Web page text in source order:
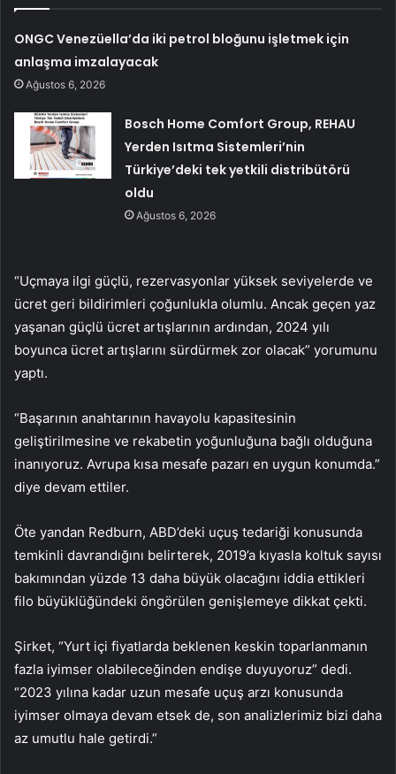
ONGC Venezüella’da iki petrol bloğunu işletmek için
anlaşma imzalayacak
Ağustos 6, 2026
Bosch Home Comfort Group, REHAU
Yerden Isıtma Sistemleri’nin
Türkiye’deki tek yetkili distribütörü
oldu
Ağustos 6, 2026
“Uçmaya ilgi güçlü, rezervasyonlar yüksek seviyelerde ve
ücret geri bildirimleri çoğunlukla olumlu. Ancak geçen yaz
yaşanan güçlü ücret artışlarının ardından, 2024 yılı
boyunca ücret artışlarını sürdürmek zor olacak” yorumunu
yaptı.
“Başarının anahtarının havayolu kapasitesinin
geliştirilmesine ve rekabetin yoğunluğuna bağlı olduğuna
inanıyoruz. Avrupa kısa mesafe pazarı en uygun konumda.”
diye devam ettiler.
Öte yandan Redburn, ABD’deki uçuş tedariği konusunda
temkinli davrandığını belirterek, 2019’a kıyasla koltuk sayısı
bakımından yüzde 13 daha büyük olacağını iddia ettikleri
filo büyüklüğündeki öngörülen genişlemeye dikkat çekti.
Şirket, “Yurt içi fiyatlarda beklenen keskin toparlanmanın
fazla iyimser olabileceğinden endişe duyuyoruz” dedi.
“2023 yılına kadar uzun mesafe uçuş arzı konusunda
iyimser olmaya devam etsek de, son analizlerimiz bizi daha
az umutlu hale getirdi.”